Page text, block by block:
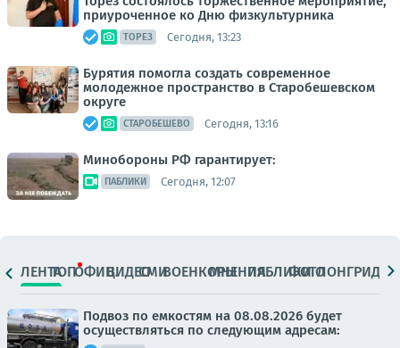
приуроченное ко Дню физкультурника
ТОРЕЗ Сегодня, 13:23
Бурятия помогла создать современное
молодежное пространство в Старобешевском
округе
СТАРОБЕШЕВО Сегодня, 13:16
Минобороны РФ гарантирует:
ПАБЛИКИ Сегодня, 12:07
ЛЕНТАТОПОФИЦ.ВИДЕОСМИВОЕНКОРЫМНЕНИЯПАБЛИКИ
ФОТОЛОНГРИДЫ
Подвоз по емкостям на 08.08.2026 будет
осуществляться по следующим адресам: